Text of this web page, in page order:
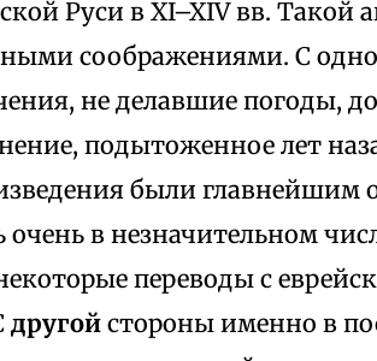
Руси в XI–XIV вв. Такой
соображениями. С
не делавшие погоды,
подытоженное лет
были главнейшим
в незначительном
переводы с
другой стороны именно в